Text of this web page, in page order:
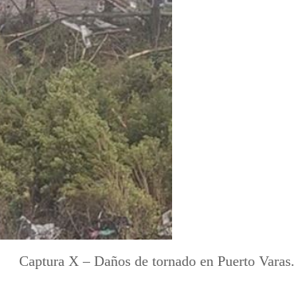
Captura X – Daños de tornado en Puerto Varas.